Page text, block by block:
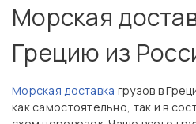
Морская
Грецию из
Морская доставка грузов в
как самостоятельно, так и в